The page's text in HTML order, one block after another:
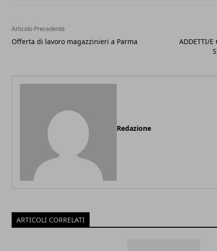
Articolo Precedente
Offerta di lavoro magazzinieri a Parma
ADDETTI/E
Redazione
ARTICOLI CORRELATI